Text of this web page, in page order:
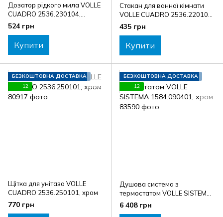
Дозатор рідкого мила VOLLE
CUADRO 2536.230104,
чорний
524 грн
Купити
Стакан для ванної кімнати
VOLLE CUADRO 2536.220104,
чорний
435 грн
Купити
БЕЗКОШТОВНА ДОСТАВКА
12
Щітка для унітаза VOLLE
CUADRO 2536.250101, хром
770 грн
БЕЗКОШТОВНА ДОСТАВКА
12
Душова система з
термостатом VOLLE SISTEMA
1584.090401, хром
6 408 грн